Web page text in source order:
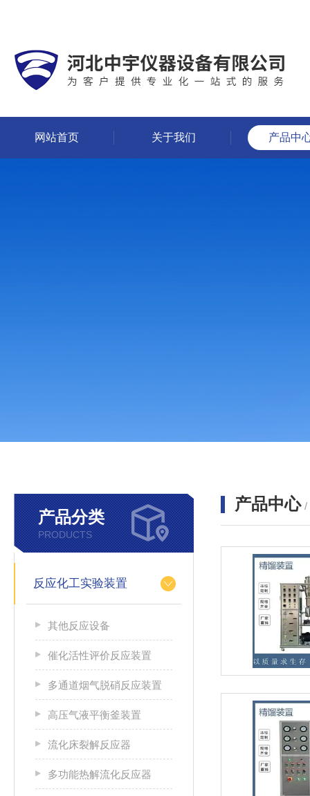
网站首页 关于我们 产品中
产品分类
PRODUCTS
反应化工实验装置
其他反应设备
催化活性评价反应装置
多通道烟气脱硝反应装置
高压气液平衡釜装置
流化床裂解反应器
多功能热解流化反应器
产品中心 /